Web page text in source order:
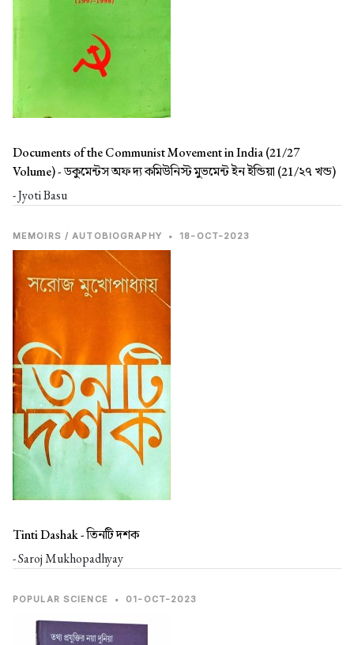
Documents of the Communist Movement in India (21/27
Volume) -ডকুমেন্টস অফ দ্য কমিউনিস্ট মুভমেন্ট ইন ইন্ডিয়া (21/২৭ খন্ড)
- Jyoti Basu
MEMOIRS / AUTOBIOGRAPHY • 18-OCT-2023
Tinti Dashak -তিনটি দশক
- Saroj Mukhopadhyay
POPULAR SCIENCE • 01-OCT-2023